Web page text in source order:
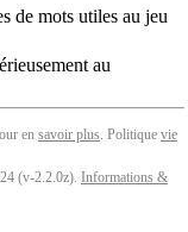
de mots utiles au jeu
au
en savoir plus. Politique vie
(v-2.2.0z). Informations &